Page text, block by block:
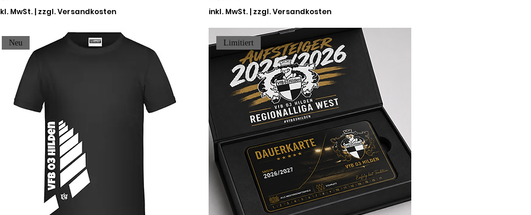
MwSt. | zzgl. Versandkosten inkl. MwSt.| zzgl. Versandkosten
Neu Limitiert